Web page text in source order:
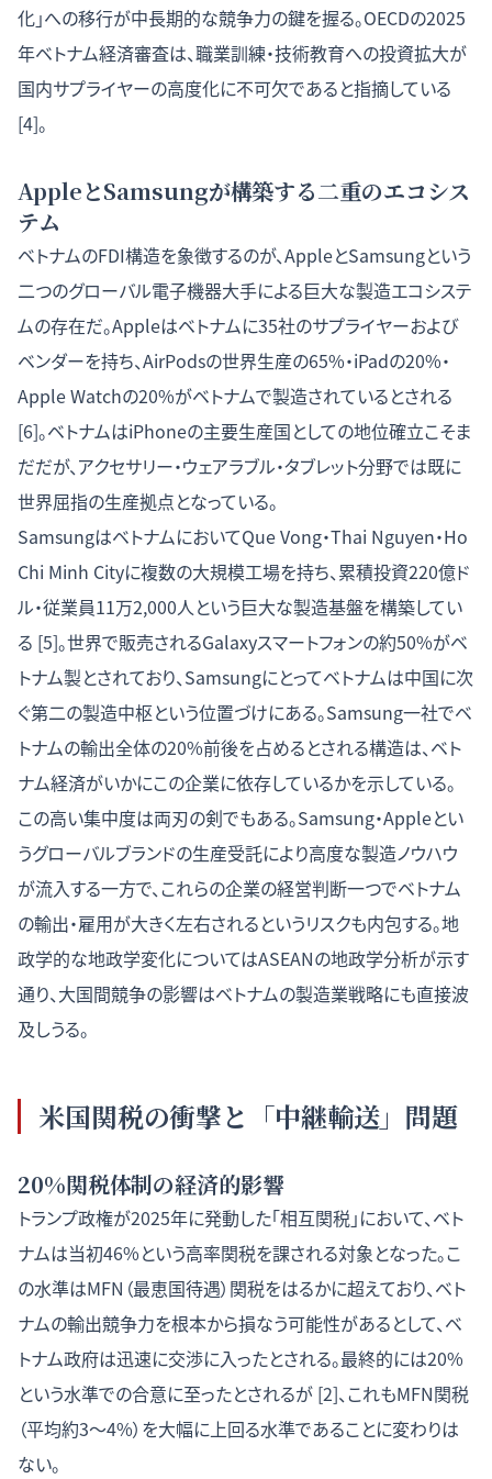
化」への移行が中長期的な競争力の鍵を握る。OECDの2025
年ベトナム経済審査は、職業訓練・技術教育への投資拡大が
国内サプライヤーの高度化に不可欠であると指摘している
[4]。
AppleとSamsungが構築する二重のエコシス
テム
ベトナムのFDI構造を象徴するのが、AppleとSamsungという
二つのグローバル電子機器大手による巨大な製造エコシステ
ムの存在だ。Appleはベトナムに35社のサプライヤーおよび
ベンダーを持ち、AirPodsの世界生産の65%・iPadの20%・
Apple Watchの20%がベトナムで製造されているとされる
[6]。ベトナムはiPhoneの主要生産国としての地位確立こそま
だだが、アクセサリー・ウェアラブル・タブレット分野では既に
世界屈指の生産拠点となっている。
SamsungはベトナムにおいてQue Vong・Thai Nguyen・Ho
Chi Minh Cityに複数の大規模工場を持ち、累積投資220億ド
ル・従業員11万2,000人という巨大な製造基盤を構築してい
る [5]。世界で販売されるGalaxyスマートフォンの約50%がベ
トナム製とされており、Samsungにとってベトナムは中国に次
ぐ第二の製造中枢という位置づけにある。Samsung一社でベ
トナムの輸出全体の20%前後を占めるとされる構造は、ベト
ナム経済がいかにこの企業に依存しているかを示している。
この高い集中度は両刃の剣でもある。Samsung・Appleとい
うグローバルブランドの生産受託により高度な製造ノウハウ
が流入する一方で、これらの企業の経営判断一つでベトナム
の輸出・雇用が大きく左右されるというリスクも内包する。地
政学的な地政学変化についてはASEANの地政学分析が示す
通り、大国間競争の影響はベトナムの製造業戦略にも直接波
及しうる。
米国関税の衝撃と「中継輸送」問題
20%関税体制の経済的影響
トランプ政権が2025年に発動した「相互関税」において、ベト
ナムは当初46%という高率関税を課される対象となった。こ
の水準はMFN（最恵国待遇）関税をはるかに超えており、ベト
ナムの輸出競争力を根本から損なう可能性があるとして、ベ
トナム政府は迅速に交渉に入ったとされる。最終的には20%
という水準での合意に至ったとされるが [2]、これもMFN関税
（平均約3〜4%）を大幅に上回る水準であることに変わりは
ない。